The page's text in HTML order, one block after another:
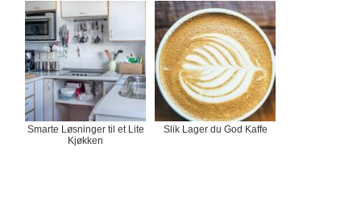
Smarte Løsninger til et Lite
Kjøkken
Slik Lager du God Kaffe